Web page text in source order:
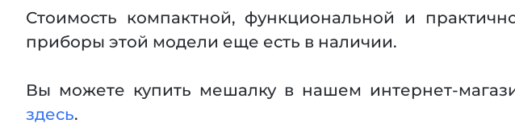
Стоимость компактной, функциональной и
приборы этой модели еще есть в наличии.
Вы можете купить мешалку в нашем интернет-
здесь.